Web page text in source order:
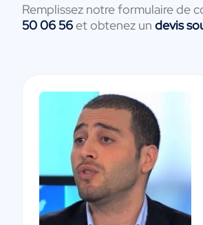
Remplissez notre formulaire de
50 06 56et obtenez un devis